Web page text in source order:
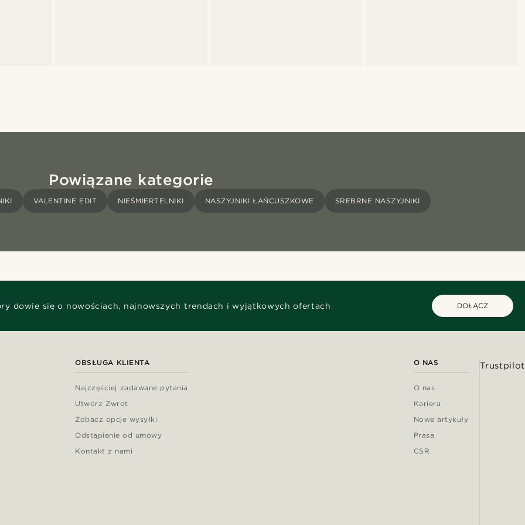
Powiązane kategorie
VALENTINE EDIT NIEŚMIERTELNIKI NASZYJNIKI ŁAŃCUSZKOWE SREBRNE NASZYJNIKI
dowie się o nowościach, najnowszych trendach i wyjątkowych ofertach DOŁĄCZ
OBSŁUGA KLIENTA
Najczęściej zadawane pytania
Utwórz Zwrot
Zobacz opcje wysyłki
Odstąpienie od umowy
Kontakt z nami
O NAS
O nas
Kariera
Nowe artykuły
Prasa
CSR
Trustpilot